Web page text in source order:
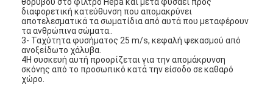
θορύβου στο φίλτρο Hepa και μετά φυσάει προς
διαφορετική κατεύθυνση που απομακρύνει
αποτελεσματικά τα σωματίδια από αυτά που μεταφέρουν
τα ανθρώπινα σώματα..
3- Ταχύτητα φυσήματος 25 m/s, κεφαλή ψεκασμού από
ανοξείδωτο χάλυβα.
4Η συσκευή αυτή προορίζεται για την απομάκρυνση
σκόνης από το προσωπικό κατά την είσοδο σε καθαρό
χώρο.